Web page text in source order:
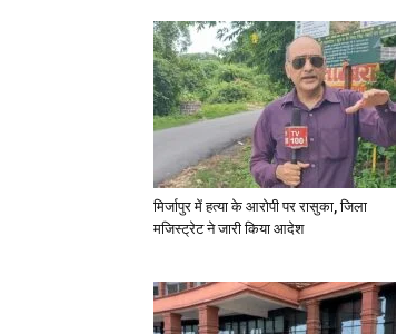
मिर्जापुर में हत्या के आरोपी पर रासुका, जिला
मजिस्ट्रेट ने जारी किया आदेश